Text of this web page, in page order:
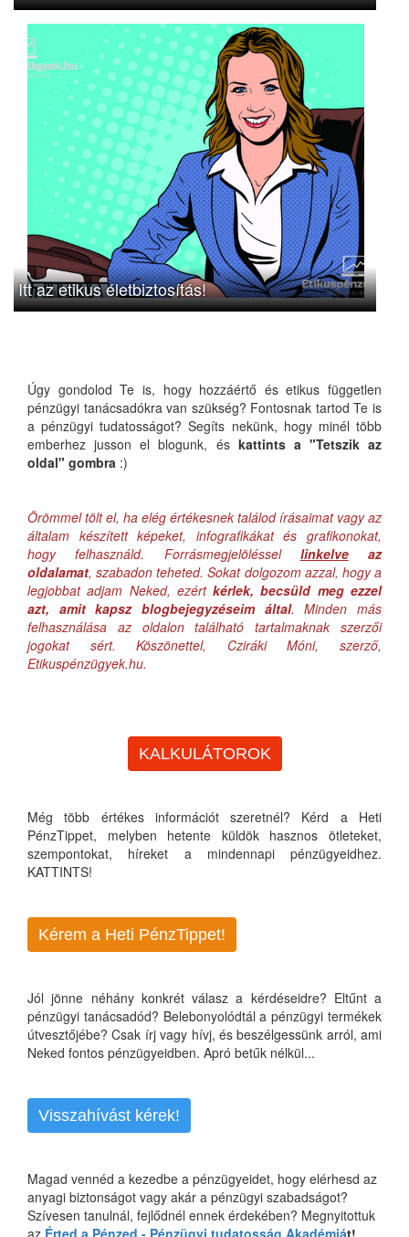
Itt az etikus életbiztosítás!
Úgy gondolod Te is, hogy hozzáértő és etikus független
pénzügyi tanácsadókra van szükség? Fontosnak tartod Te is
a pénzügyi tudatosságot? Segíts nekünk, hogy minél több
emberhez jusson el blogunk, és kattints a "Tetszik az
oldal" gombra :)
Örömmel tölt el, ha elég értékesnek találod írásaimat vagy az
általam készített képeket, infografikákat és grafikonokat,
hogy felhasználd. Forrásmegjelöléssel linkelveaz
oldalamat, szabadon teheted. Sokat dolgozom azzal, hogy a
legjobbat adjam Neked, ezértkérlek, becsüld meg ezzel
azt, amit kapsz blogbejegyzéseim által. Minden más
felhasználása az oldalon található tartalmaknak szerzői
jogokat sért. Köszönettel, Cziráki Móni, szerző,
Etikuspénzügyek.hu.
KALKULÁTOROK
Még több értékes információt szeretnél? Kérd a Heti
PénzTippet, melyben hetente küldök hasznos ötleteket,
szempontokat, híreket a mindennapi pénzügyeidhez.
KATTINTS!
Kérem a Heti PénzTippet!
Jól jönne néhány konkrét válasz a kérdéseidre? Eltűnt a
pénzügyi tanácsadód? Belebonyolódtál a pénzügyi termékek
útvesztőjébe? Csak írj vagy hívj, és beszélgessünk arról, ami
Neked fontos pénzügyeidben. Apró betűk nélkül...
Visszahívást kérek!
Magad vennéd a kezedbe a pénzügyeidet, hogy elérhesd az
anyagi biztonságot vagy akár a pénzügyi szabadságot?
Szívesen tanulnál, fejlődnél ennek érdekében? Megnyitottuk
az Érted a Pénzed - Pénzügyi tudatosság Akadémiát!